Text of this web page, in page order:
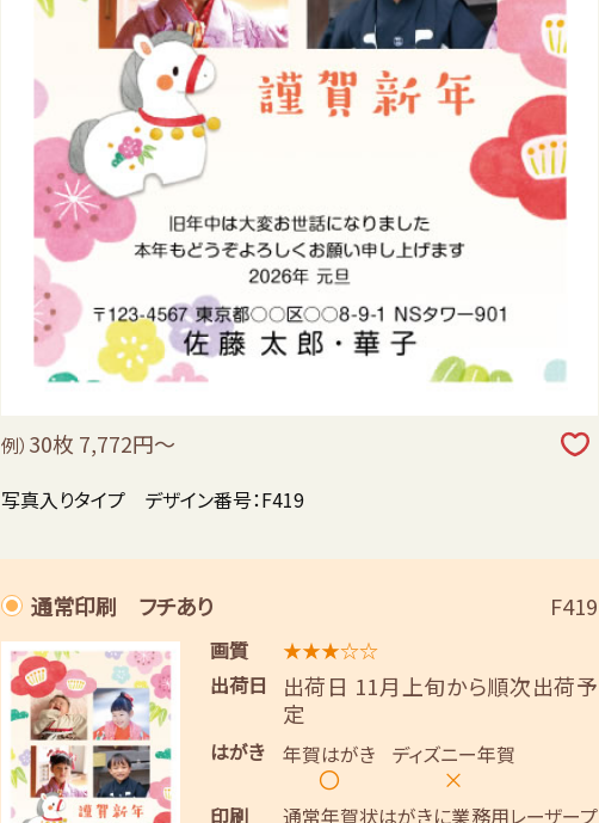
例） 30枚 7,772円～
写真入りタイプ デザイン番号：F419
通常印刷 フチあり F419
画質
★★★☆☆
出荷日
出荷日 11月上旬から順次出荷予
定
はがき 年賀はがき
〇
ディズニー年賀
×
印刷
通常年賀状はがきに業務用レーザープ